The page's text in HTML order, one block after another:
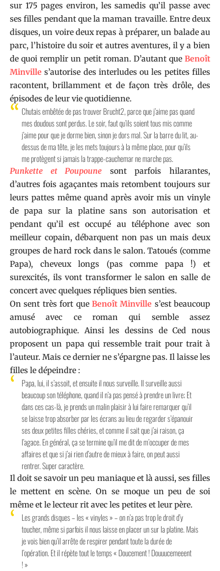
sur 175 pages environ, les samedis qu’il passe avec
ses filles pendant que la maman travaille. Entre deux
disques, un voire deux repas à préparer, un balade au
parc, l’histoire du soir et autres aventures, il y a bien
de quoi remplir un petit roman. D’autant que Benoît
Minville s’autorise des interludes ou les petites filles
racontent, brillamment et de façon très drôle, des
épisodes de leur vie quotidienne.
Chutais embêtée de pas trouver Brucht2, parce que j’aime pas quand
mes doudous sont perdus. Le soir, faut qu’ils soient tous mis comme
j’aime pour que je dorme bien, sinon je dors mal. Sur la barre du lit, au-
dessus de ma tête, je les mets toujours à la même place, pour qu’ils
me protègent si jamais la trappe-cauchemar ne marche pas.
Punkette et Poupoune sont parfois hilarantes,
d’autres fois agaçantes mais retombent toujours sur
leurs pattes même quand après avoir mis un vinyle
de papa sur la platine sans son autorisation et
pendant qu’il est occupé au téléphone avec son
meilleur copain, débarquent non pas un mais deux
groupes de hard rock dans le salon. Tatoués (comme
Papa), cheveux longs (pas comme papa !) et
surexcités, ils vont transformer le salon en salle de
concert avec quelques répliques bien senties.
On sent très fort que Benoît Minville s’est beaucoup
amusé avec ce roman qui semble assez
autobiographique. Ainsi les dessins de Ced nous
proposent un papa qui ressemble trait pour trait à
l’auteur. Mais ce dernier ne s’épargne pas. Il laisse les
filles le dépeindre :
Papa, lui, il s’assoit, et ensuite il nous surveille. Il surveille aussi
beaucoup son téléphone, quand il n’a pas pensé à prendre un livre; Et
dans ces cas-là, je prends un malin plaisir à lui faire remarquer qu’il
se laisse trop absorber par les écrans au lieu de regarder s’épanouir
ses deux petites filles chéries, et comme il sait que j’ai raison, ça
l’agace. En général, ça se termine qu’il me dit de m’occuper de mes
affaires et que si j’ai rien d’autre de mieux à faire, on peut aussi
rentrer. Super caractère.
Il doit se savoir un peu maniaque et là aussi, ses filles
le mettent en scène. On se moque un peu de soi
même et le lecteur rit avec les petites et leur père.
Les grands disques – les « vinyles » – on n’a pas trop le droit d’y
toucher, même si parfois il nous laisse en placer un sur la platine. Mais
je vois bien qu’il arrête de respirer pendant toute la durée de
l’opération. Et il répète tout le temps « Doucement ! Douuucemeeent
! »